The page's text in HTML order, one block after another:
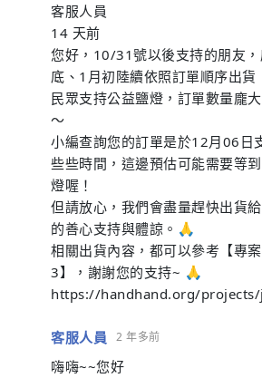
客服人員
14 天前
您好，10/31號以後支持的朋友
底、1月初陸續依照訂單順序出
民眾支持公益鹽燈，訂單數量龐
～
小編查詢您的訂單是於12月06日
些些時間，這邊預估可能需要等
燈喔！
但請放心，我們會盡量趕快出貨
的善心支持與體諒。🙏
相關出貨內容，都可以參考【專
3】，謝謝您的支持~ 🙏
https://handhand.org/
客服人員 2 年多前
嗨嗨~~您好